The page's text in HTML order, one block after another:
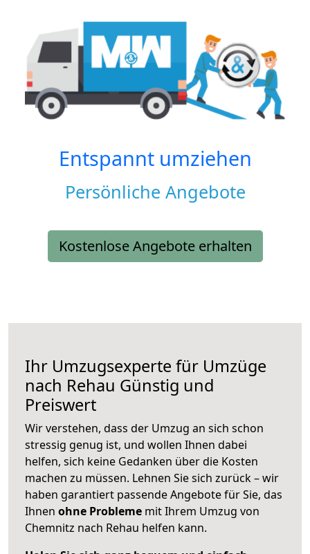
Entspannt umziehen
Persönliche Angebote
Kostenlose Angebote erhalten
Ihr Umzugsexperte für Umzüge
nach Rehau Günstig und
Preiswert
Wir verstehen, dass der Umzug an sich schon
stressig genug ist, und wollen Ihnen dabei
helfen, sich keine Gedanken über die Kosten
machen zu müssen. Lehnen Sie sich zurück – wir
haben garantiert passende Angebote für Sie, das
Ihnen ohne Probleme mit Ihrem Umzug von
Chemnitz nach Rehau helfen kann.